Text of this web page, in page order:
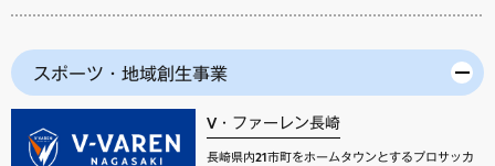
スポーツ・地域創生事業
V・ファーレン長崎
長崎県内21市町をホームタウンとするプロサッカ